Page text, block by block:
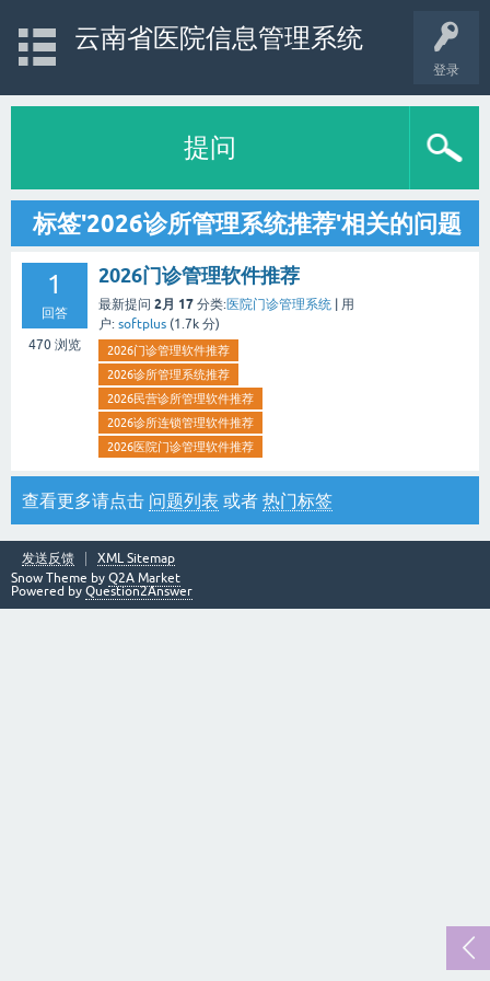
登录
云南省医院信息管理系统
提问
标签'2026诊所管理系统推荐'相关的问题
1
回答
470 浏览
2026门诊管理软件推荐
最新提问 2月 17 分类:医院门诊管理系统
用
户: softplus (1.7k 分)
2026门诊管理软件推荐
2026诊所管理系统推荐
2026民营诊所管理软件推荐
2026诊所连锁管理软件推荐
2026医院门诊管理软件推荐
查看更多请点击 问题列表 或者 热门标签
发送反馈
XML Sitemap
Snow Theme by Q2A Market
Powered by Question2Answer